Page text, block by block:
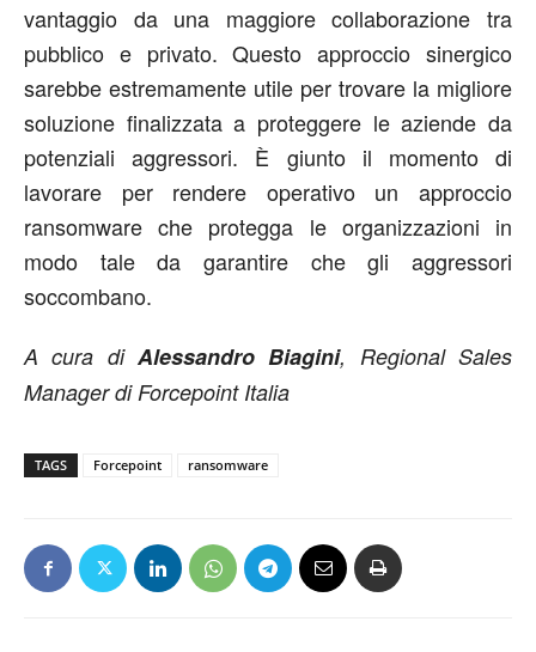
vantaggio da una maggiore collaborazione tra
pubblico e privato. Questo approccio sinergico
sarebbe estremamente utile per trovare la migliore
soluzione finalizzata a proteggere le aziende da
potenziali aggressori. È giunto il momento di
lavorare per rendere operativo un approccio
ransomware che protegga le organizzazioni in
modo tale da garantire che gli aggressori
soccombano.
A cura di Alessandro Biagini, Regional Sales
Manager di Forcepoint Italia
TAGS Forcepoint ransomware